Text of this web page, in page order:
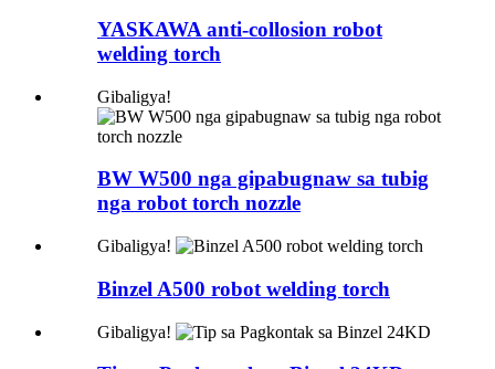
YASKAWA anti-collosion robot
welding torch
Gibaligya!
BW W500 nga gipabugnaw sa tubig
nga robot torch nozzle
Gibaligya!
Binzel A500 robot welding torch
Gibaligya!